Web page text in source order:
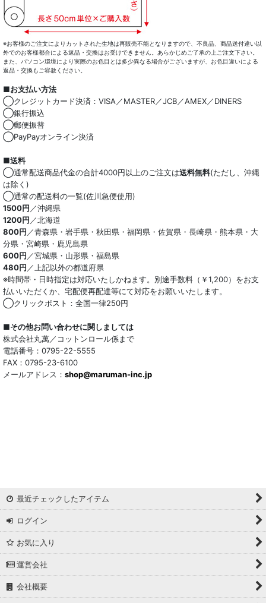
※お客様のご注文によりカットされた生地は再販売不能となりますので、不良品、商品送付違い以
外でのお客様都合による返品・交換はお受けできません。あらかじめご了承の上ご注文下さい。
また、パソコン環境により実際のお色目とは多少異なる場合がございますが、お色目違いによる
返品・交換もご容赦ください。
■お支払い方法
◯クレジットカード決済：VISA／MASTER／JCB／AMEX／DINERS
◯銀行振込
◯郵便振替
◯PayPayオンライン決済
■送料
◯通常配送商品代金の合計4000円以上のご注文は送料無料(ただし、沖縄
は除く)
◯通常の配送料の一覧(佐川急便使用)
1500円 ／沖縄県
1200円 ／北海道
800円 ／青森県・岩手県・秋田県・福岡県・佐賀県・長崎県・熊本県・大
分県・宮崎県・鹿児島県
600円 ／宮城県・山形県・福島県
480円 ／上記以外の都道府県
※時間帯・日時指定は対応いたしかねます。別途手数料（￥1,200）をお支
払いいただくか、宅配便再配達等にて対応をお願いいたします。
◯クリックポスト：全国一律250円
■その他お問い合わせに関しましては
株式会社丸萬／コットンロール係まで
電話番号：0795-22-5555
FAX：0795-23-6100
メールアドレス： shop@maruman-inc.jp
最近チェックしたアイテム
ログイン
お気に入り
運営会社
会社概要